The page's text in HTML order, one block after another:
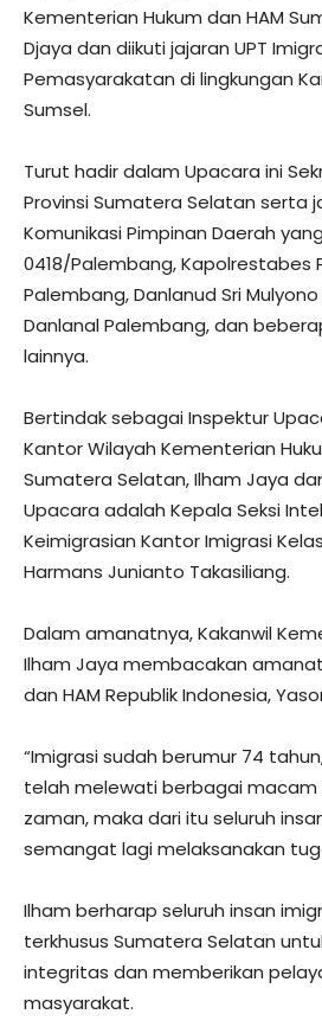
Kementerian Hukum dan HAM
Djaya dan diikuti jajaran UPT
Pemasyarakatan di lingkungan
Sumsel.
Turut hadir dalam Upacara ini
Provinsi Sumatera Selatan serta
Komunikasi Pimpinan Daerah
0418/Palembang, Kapolrestabes
Palembang, Danlanud Sri
Danlanal Palembang, dan
lainnya.
Bertindak sebagai Inspektur
Kantor Wilayah Kementerian
Sumatera Selatan, Ilham Jaya
Upacara adalah Kepala Seksi
Keimigrasian Kantor Imigrasi
Harmans Junianto Takasiliang.
Dalam amanatnya, Kakanwil
Ilham Jaya membacakan
dan HAM Republik Indonesia,
“Imigrasi sudah berumur 74
telah melewati berbagai
zaman, maka dari itu seluruh
semangat lagi melaksanakan
Ilham berharap seluruh insan
terkhusus Sumatera Selatan
integritas dan memberikan
masyarakat.